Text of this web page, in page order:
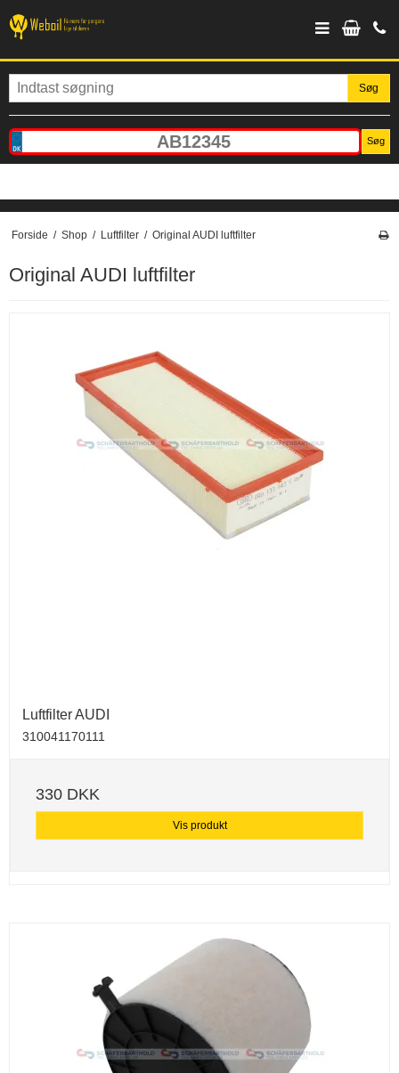
Søg
Søg
Forside / Shop / Luftfilter / Original AUDI luftfilter
Original AUDI luftfilter
Luftfilter AUDI
310041170111
330 DKK
Vis produkt